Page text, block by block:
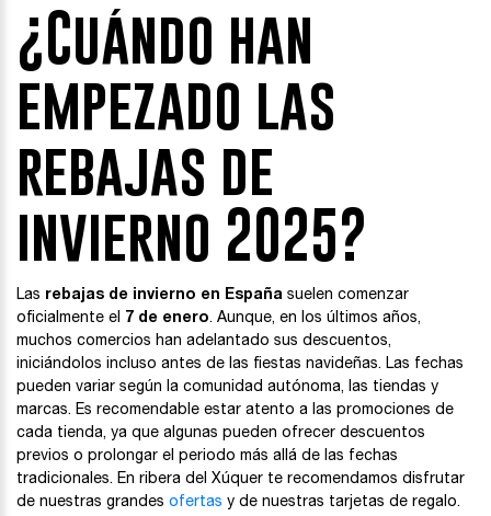
¿Cuándo han
empezado las
rebajas de
invierno 2025?
Las rebajas de invierno en España suelen comenzar
oficialmente el
7 de enero. Aunque, en los últimos años,
muchos comercios han adelantado sus descuentos,
iniciándolos incluso antes de las fiestas navideñas. Las fechas
pueden variar según la comunidad autónoma, las tiendas y
marcas. Es recomendable estar atento a las promociones de
cada tienda, ya que algunas pueden ofrecer descuentos
previos o prolongar el periodo más allá de las fechas
tradicionales. En ribera del Xúquer te recomendamos disfrutar
de nuestras grandes ofertas y de nuestras tarjetas de regalo.